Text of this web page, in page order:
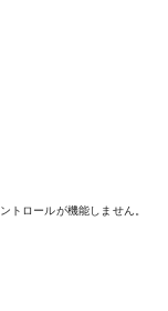
トロールが機能しません。